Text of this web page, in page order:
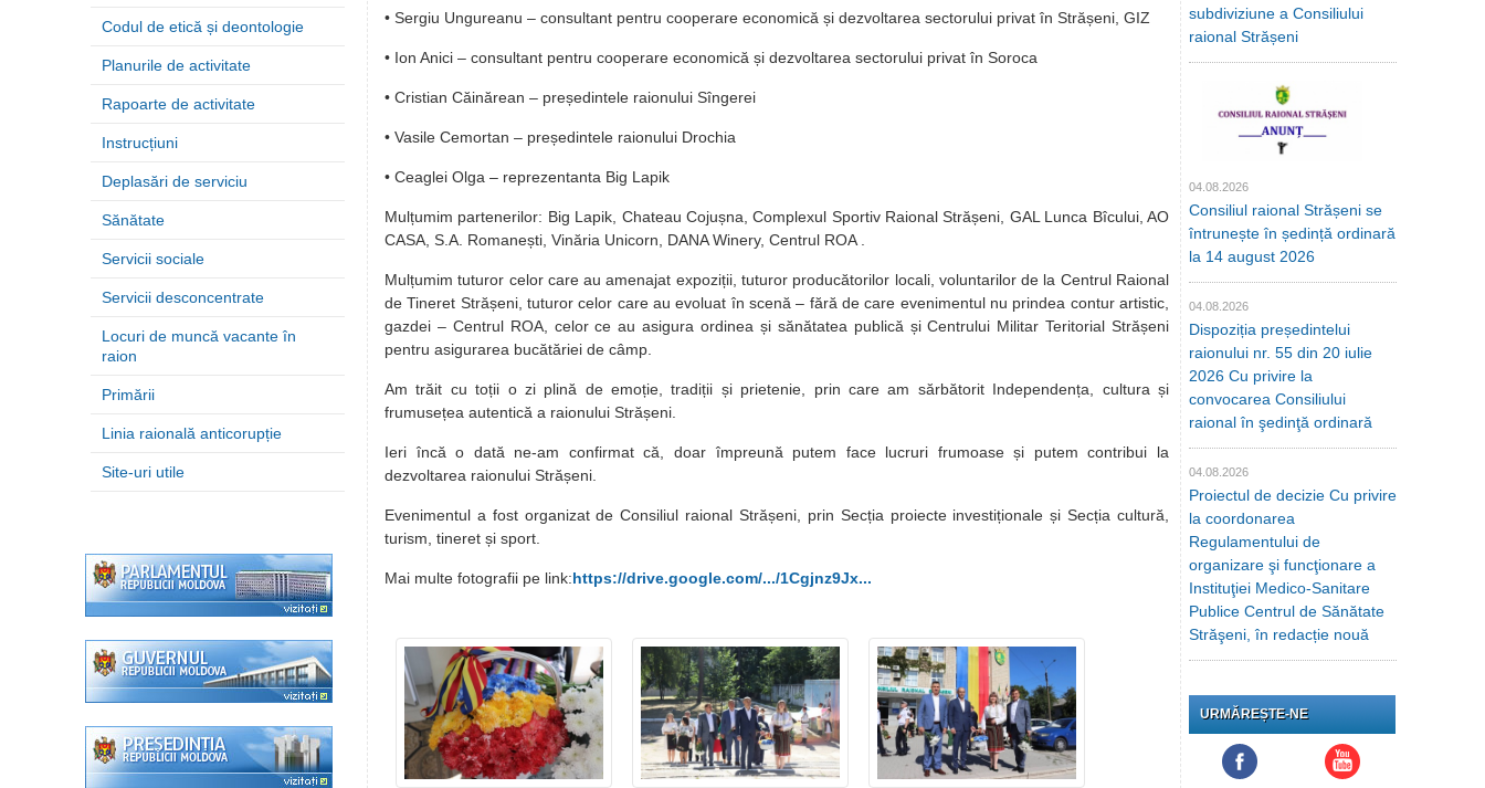
Codul de etică și deontologie
Planurile de activitate
Rapoarte de activitate
Instrucțiuni
Deplasări de serviciu
Sănătate
Servicii sociale
Servicii desconcentrate
Locuri de muncă vacante în
raion
Primării
Linia raională anticorupție
Site-uri utile
• Sergiu Ungureanu – consultant pentru cooperare economică și dezvoltarea sectorului privat în Strășeni, GIZ
• Ion Anici – consultant pentru cooperare economică și dezvoltarea sectorului privat în Soroca
• Cristian Căinărean – președintele raionului Sîngerei
• Vasile Cemortan – președintele raionului Drochia
• Ceaglei Olga – reprezentanta Big Lapik
Mulțumim partenerilor: Big Lapik, Chateau Cojușna, Complexul Sportiv Raional Strășeni, GAL Lunca Bîcului, AO
CASA, S.A. Romanești, Vinăria Unicorn, DANA Winery, Centrul ROA .
Mulțumim tuturor celor care au amenajat expoziții, tuturor producătorilor locali, voluntarilor de la Centrul Raional
de Tineret Strășeni, tuturor celor care au evoluat în scenă – fără de care evenimentul nu prindea contur artistic,
gazdei – Centrul ROA, celor ce au asigura ordinea și sănătatea publică și Centrului Militar Teritorial Strășeni
pentru asigurarea bucătăriei de câmp.
Am trăit cu toții o zi plină de emoție, tradiții și prietenie, prin care am sărbătorit Independența, cultura și
frumusețea autentică a raionului Strășeni.
Ieri încă o dată ne-am confirmat că, doar împreună putem face lucruri frumoase și putem contribui la
dezvoltarea raionului Strășeni.
Evenimentul a fost organizat de Consiliul raional Strășeni, prin Secția proiecte investiționale și Secția cultură,
turism, tineret și sport.
Mai multe fotografii pe link:https://drive.google.com/.../1Cgjnz9Jx...
subdiviziune a Consiliului
raional Strășeni
04.08.2026
Consiliul raional Strășeni se
întrunește în ședință ordinară
la 14 august 2026
04.08.2026
Dispoziția președintelui
raionului nr. 55 din 20 iulie
2026 Cu privire la
convocarea Consiliului
raional în şedinţă ordinară
04.08.2026
Proiectul de decizie Cu privire
la coordonarea
Regulamentului de
organizare şi funcţionare a
Instituţiei Medico-Sanitare
Publice Centrul de Sănătate
Străşeni, în redacție nouă
URMĂREȘTE-NE